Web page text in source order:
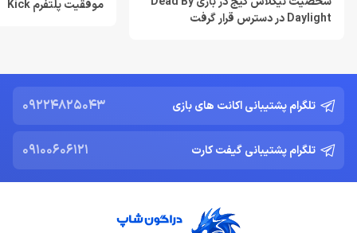
Resident Evil Requiem؛ پرهزینه‌ ترین بازی تاریخ کپکام؟
دشمن جدید Resident Evil Requiem؛ قدرتمند تر و ترسناک‌ تر از
خرداد 22, 1404
ادلر: The Outer Worlds 2 تجربه‌ای تازه و کمتر کمدی خواهد بود
Daylight در دسترس قرار گرفت
موفقیت پلتفرم Kick
تلگرام پشتیبانی اکانت های بازی 09224825043
تلگرام پشتیبانی گیفت کارت 09100606121